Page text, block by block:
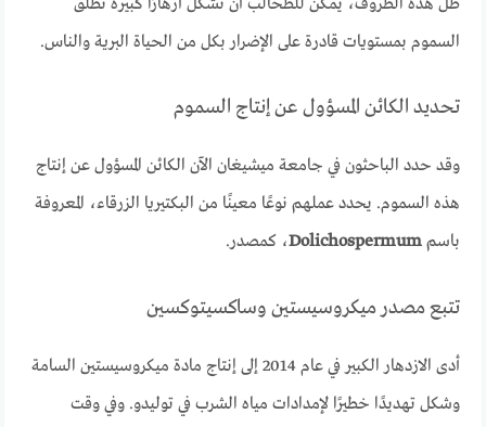
السموم بمستويات قادرة على الإضرار بكل من الحياة البرية والناس.
تحديد الكائن المسؤول عن إنتاج السموم
وقد حدد الباحثون في جامعة ميشيغان الآن الكائن المسؤول عن إنتاج
هذه السموم. يحدد عملهم نوعًا معينًا من البكتيريا الزرقاء، المعروفة
باسمDolichospermum، كمصدر.
تتبع مصدر ميكروسيستين وساكسيتوكسين
أدى الازدهار الكبير في عام 2014 إلى إنتاج مادة ميكروسيستين السامة
وشكل تهديدًا خطيرًا لإمدادات مياه الشرب في توليدو. وفي وقت